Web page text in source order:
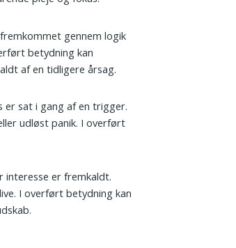
gennem logik
betydning kan
af en tidligere årsag.
er sat i gang af en trigger.
udløst panik. I overført
interesse er fremkaldt.
I overført betydning kan